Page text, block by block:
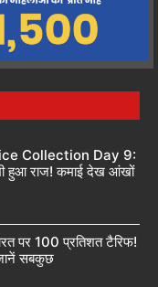
Collection Day 9:
भी हुआ राज! कमाई देख आंखों
पर 100 प्रतिशत टैरिफ!
सबकुछ